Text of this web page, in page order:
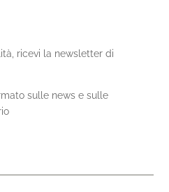
ricevi la newsletter di
sulle news e sulle